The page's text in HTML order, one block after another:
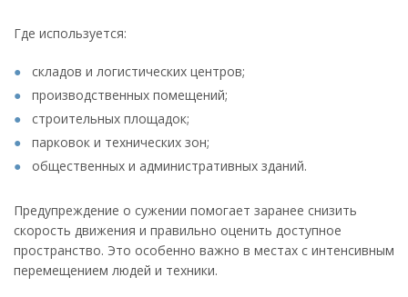
Где используется:
складов и логистических центров;
производственных помещений;
строительных площадок;
парковок и технических зон;
общественных и административных зданий.
Предупреждение о сужении помогает заранее снизить
скорость движения и правильно оценить доступное
пространство. Это особенно важно в местах с интенсивным
перемещением людей и техники.